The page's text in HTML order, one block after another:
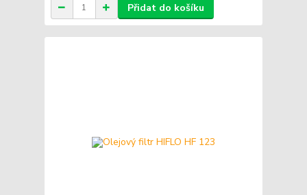
Přidat do košíku